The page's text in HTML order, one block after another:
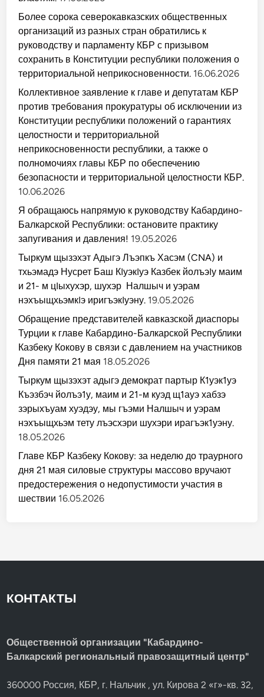
Более сорока северокавказских общественных
организаций из разных стран обратились к
руководству и парламенту КБР с призывом
сохранить в Конституции республики положения о
территориальной неприкосновенности. 16.06.2026
Коллективное заявление к главе и депутатам КБР
против требования прокуратуры об исключении из
Конституции республики положений о гарантиях
целостности и территориальной
неприкосновенности республики, а также о
полномочиях главы КБР по обеспечению
безопасности и территориальной целостности КБР.
10.06.2026
Я обращаюсь напрямую к руководству Кабардино-
Балкарской Республики: остановите практику
запугивания и давления! 19.05.2026
Тыркум щызэхэт Адыгэ Лъэпкъ Хасэм (CNA) и
тхьэмадэ Нусрет Баш КIуэкIуэ Казбек йолъэIу маим
и 21- м цIыхухэр, шухэр Налшыч и уэрам
нэхъыщхьэмкIэ иригъэкIуэну. 19.05.2026
Обращение представителей кавказской диаспоры
Турции к главе Кабардино-Балкарской Республики
Казбеку Кокову в связи с давлением на участников
Дня памяти 21 мая 18.05.2026
Тыркум щызэхэт адыгэ демократ партыр К1уэк1уэ
Къэзбэч йолъэ1у, маим и 21-м куэд щ1ауэ хабзэ
зэрыхъуам хуэдэу, мы гъэми Налшыч и уэрам
нэхъыщхьэм тету лъэсхэри шухэри ирагъэк1уэну.
18.05.2026
Главе КБР Казбеку Кокову: за неделю до траурного
дня 21 мая силовые структуры массово вручают
предостережения о недопустимости участия в
шествии 16.05.2026
КОНТАКТЫ
Общественной организации "Кабардино-
Балкарский региональный правозащитный центр"
360000 Россия, КБР, г. Нальчик , ул. Кирова 2 «г»-кв. 32,